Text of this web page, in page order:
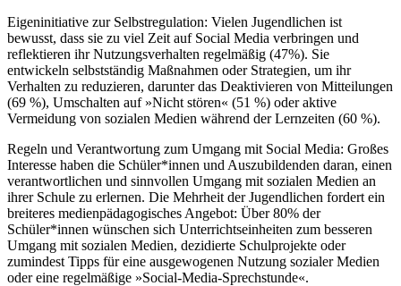
Eigeninitiative zur Selbstregulation: Vielen Jugendlichen ist
bewusst, dass sie zu viel Zeit auf Social Media verbringen und
reflektieren ihr Nutzungsverhalten regelmäßig (47%). Sie
entwickeln selbstständig Maßnahmen oder Strategien, um ihr
Verhalten zu reduzieren, darunter das Deaktivieren von Mitteilungen
(69 %), Umschalten auf »Nicht stören« (51 %) oder aktive
Vermeidung von sozialen Medien während der Lernzeiten (60 %).
Regeln und Verantwortung zum Umgang mit Social Media: Großes
Interesse haben die Schüler*innen und Auszubildenden daran, einen
verantwortlichen und sinnvollen Umgang mit sozialen Medien an
ihrer Schule zu erlernen. Die Mehrheit der Jugendlichen fordert ein
breiteres medienpädagogisches Angebot: Über 80% der
Schüler*innen wünschen sich Unterrichtseinheiten zum besseren
Umgang mit sozialen Medien, dezidierte Schulprojekte oder
zumindest Tipps für eine ausgewogenen Nutzung sozialer Medien
oder eine regelmäßige »Social-Media-Sprechstunde«.